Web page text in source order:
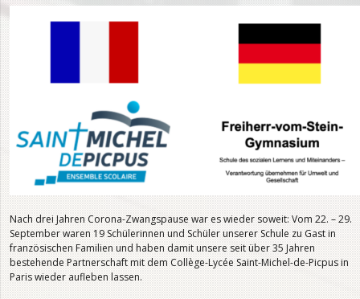
Nach drei Jahren Corona-Zwangspause war es wieder soweit: Vom 22. – 29.
September waren 19 Schülerinnen und Schüler unserer Schule zu Gast in
französischen Familien und haben damit unsere seit über 35 Jahren
bestehende Partnerschaft mit dem Collège-Lycée Saint-Michel-de-Picpus in
Paris wieder aufleben lassen.